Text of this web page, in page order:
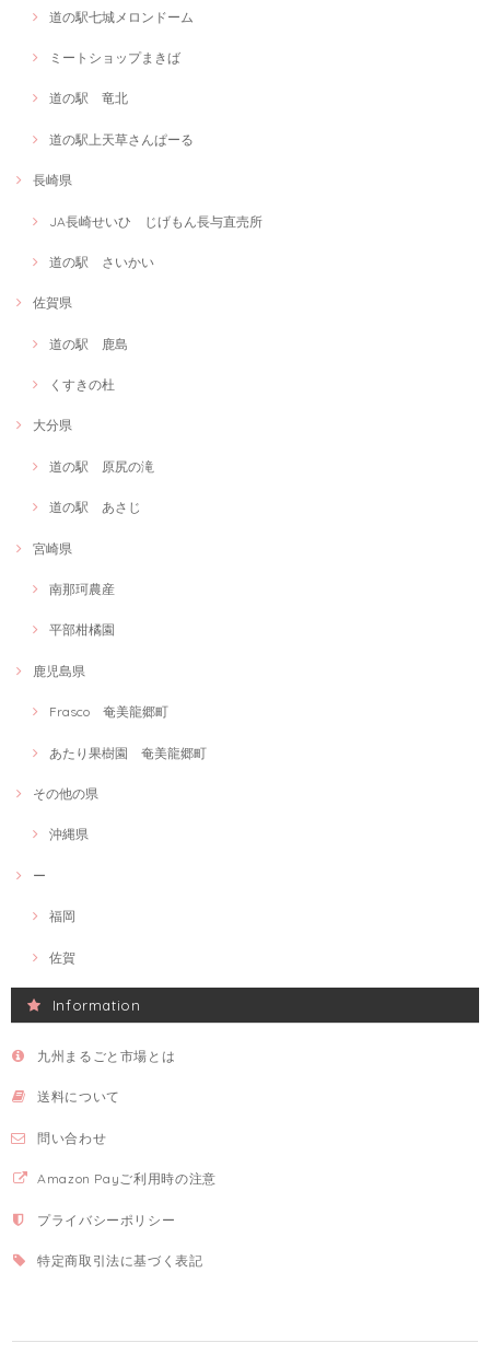
道の駅七城メロンドーム
ミートショップまきば
道の駅 竜北
道の駅上天草さんぱーる
長崎県
JA長崎せいひ じげもん長与直売所
道の駅 さいかい
佐賀県
道の駅 鹿島
くすきの杜
大分県
道の駅 原尻の滝
道の駅 あさじ
宮崎県
南那珂農産
平部柑橘園
鹿児島県
Frasco 奄美龍郷町
あたり果樹園 奄美龍郷町
その他の県
沖縄県
ー
福岡
佐賀
Information
九州まるごと市場とは
送料について
問い合わせ
Amazon Payご利用時の注意
プライバシーポリシー
特定商取引法に基づく表記